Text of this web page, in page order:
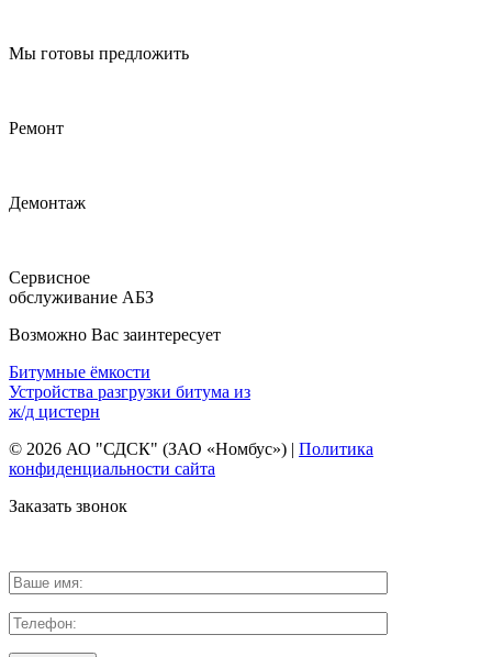
Мы готовы предложить
Ремонт
Демонтаж
Сервисное
обслуживание АБЗ
Возможно Вас заинтересует
Битумные ёмкости
Устройства разгрузки битума из
ж/д цистерн
© 2026 АО "СДСК" (ЗАО «Номбус») | Политика
конфиденциальности сайта
Заказать звонок